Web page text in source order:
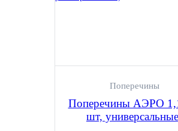
Поперечины
Поперечины АЭРО
шт,